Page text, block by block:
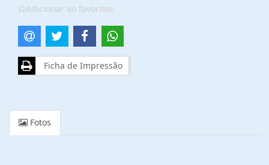
Adicionar ao favoritos
Ficha de Impressão
Fotos